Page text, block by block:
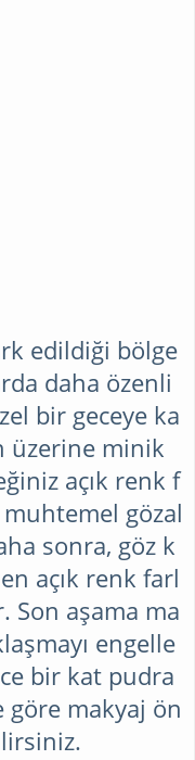
edildiği bölge
daha özenli
bir geceye ka
üzerine minik
açık renk f
muhtemel gözal
sonra, göz k
açık renk farl
Son aşama ma
engelle
bir kat pudra
göre makyaj ön